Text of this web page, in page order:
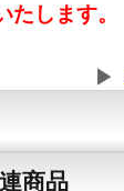
します。
商品